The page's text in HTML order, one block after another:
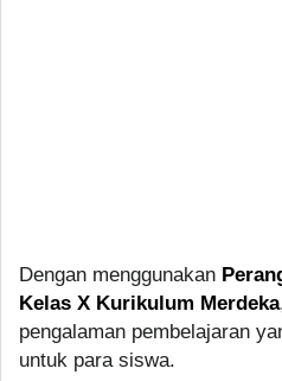
Dengan menggunakan
Kelas X Kurikulum Merdeka
pengalaman pembelajaran
untuk para siswa.